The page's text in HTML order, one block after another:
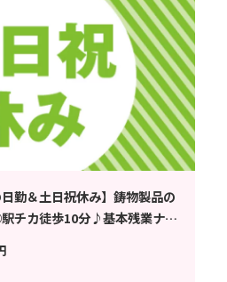
日勤＆土日祝休み】鋳物製品の
チカ徒歩10分♪基本残業ナ